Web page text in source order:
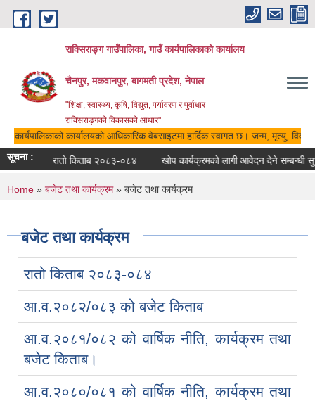
Skip to main content
राक्सिराङ्ग गाउँपालिका, गाउँ कार्यपालिकाको कार्यालय
चैनपुर, मकवानपुर, बागमती प्रदेश, नेपाल
"शिक्षा, स्वास्थ्य, कृषि, विद्युत, पर्यावरण र पुर्वाधार
राक्सिराङ्गको विकासको आधार"
कार्यपालिकाको कार्यालयको आधिकारिक वेबसाइटमा हार्दिक स्वागत छ। जन्म, मृत्यु,
सूचना :
रातो किताब २०८३-०८४ खोप कार्यक्रमको लागी आवेदन देने सम्बन्धी
You are here
Home » बजेट तथा कार्यक्रम» बजेट तथा कार्यक्रम
बजेट तथा कार्यक्रम
रातो किताब २०८३-०८४
आ.व.२०८२/०८३ को बजेट किताब
आ.व.२०८१/०८२ को वार्षिक नीति, कार्यक्रम तथा
बजेट किताब।
आ.व.२०८०/०८१ को वार्षिक नीति, कार्यक्रम तथा